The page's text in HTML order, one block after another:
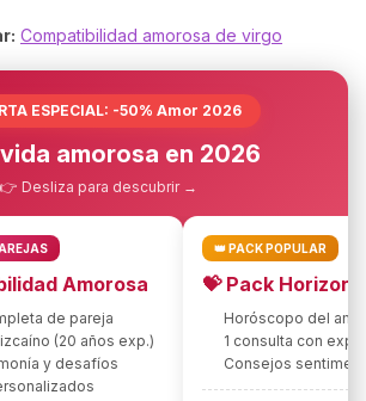
Compatibilidad amorosa de virgo
ESPECIAL: -50% Amor 2026
vida amorosa en 2026
👉 Desliza para descubrir →
Amorosa
de pareja
(20 años exp.)
y desafíos
👑 PACK POPULAR
💝 Pack
Horóscopo del
1 consulta con
Consejos